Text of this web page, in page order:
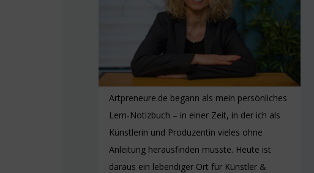
Artpreneure.de begann als mein persönliches
Lern-Notizbuch – in einer Zeit, in der ich als
Künstlerin und Produzentin vieles ohne
Anleitung herausfinden musste. Heute ist
daraus ein lebendiger Ort für Künstler &